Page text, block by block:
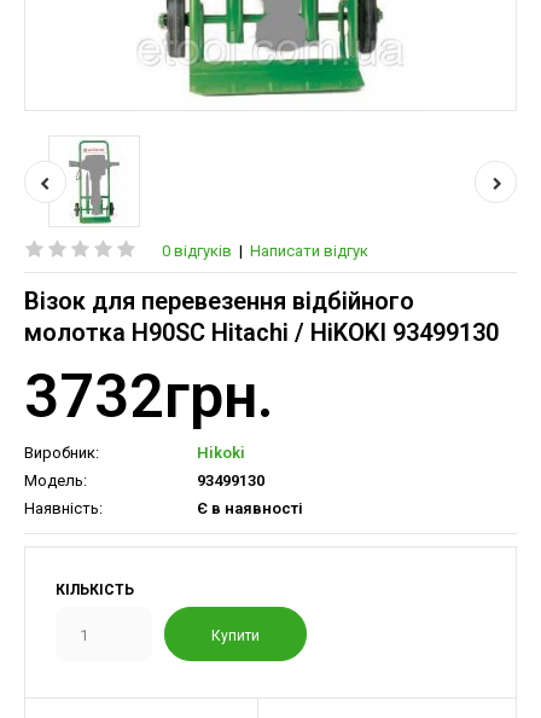
0 відгуків | Написати відгук
Візок для перевезення відбійного
молотка H90SC Hitachi / HiKOKI 93499130
3732грн.
Виробник:
Hikoki
Модель:
93499130
Наявність:
Є в наявності
КІЛЬКІСТЬ